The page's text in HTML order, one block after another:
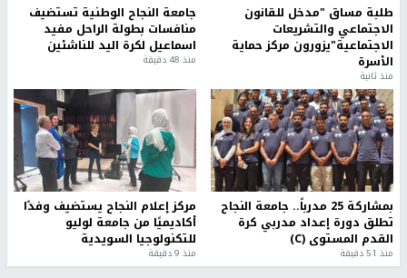
طلبة مساق "مدخل للقانون
الاجتماعي والتشريعات
الاجتماعية"يزورون مركز حماية
الأسرة
منذ ثانية
جامعة النجاح الوطنية تستضيف
منافسات بطولة الراحل مفيد
اسماعيل لكرة اليد للناشئين
منذ 48 دقيقة
بمشاركة 25 مدرباً.. جامعة النجاح
تطلق دورة إعداد مدربي كرة
القدم المستوى (C)
منذ 51 دقيقة
مركز إعلام النجاح يستضيف وفدًا
أكاديميًا من جامعة لوليو
للتكنولوجيا السويدية
منذ 9 دقيقة